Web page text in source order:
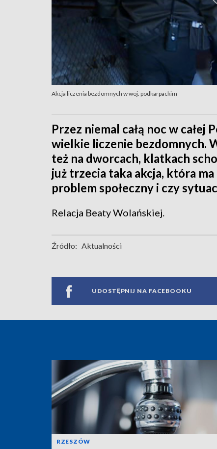
Akcja liczenia bezdomnych w woj. podkarpackim
Przez niemal całą noc w całej
wielkie liczenie bezdomnych.
też na dworcach, klatkach
już trzecia taka akcja, która
problem społeczny i czy
Relacja Beaty Wolańskiej.
Źródło: Aktualności
UDOSTĘPNIJ NA FACEBOOKU
RZESZÓW